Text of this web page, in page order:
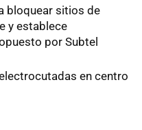
bloquear sitios de
y establece
por Subtel
en centro